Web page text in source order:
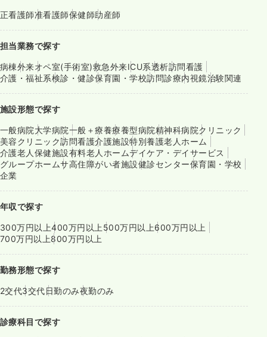
正看護師准看護師保健師助産師
担当業務で探す
病棟外来オペ室(手術室)救急外来ICU系透析訪問看護
介護・福祉系検診・健診保育園・学校訪問診療内視鏡治験関連
施設形態で探す
一般病院大学病院一般＋療養療養型病院精神科病院クリニック
美容クリニック訪問看護介護施設特別養護老人ホーム
介護老人保健施設有料老人ホームデイケア・デイサービス
グループホームサ高住障がい者施設健診センター保育園・学校
企業
年収で探す
300万円以上400万円以上 500万円以上600万円以上
700万円以上800万円以上
勤務形態で探す
2交代3交代日勤のみ夜勤のみ
診療科目で探す